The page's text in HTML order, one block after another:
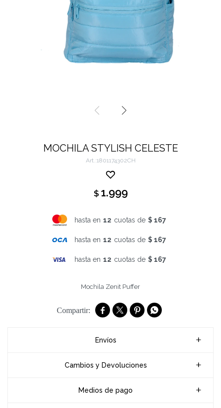
MOCHILA STYLISH CELESTE
1801174302CH
$ 1.999
hasta en 12 cuotas de $ 167
hasta en 12 cuotas de $ 167
hasta en 12 cuotas de $ 167
Mochila Zenit Puffer
   
Envíos
Cambios y Devoluciones
Medios de pago